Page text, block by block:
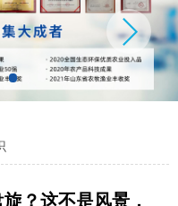
？这不是风景，